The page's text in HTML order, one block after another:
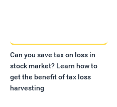
Can you save tax on loss in
stock market? Learn how to
get the benefit of tax loss
harvesting